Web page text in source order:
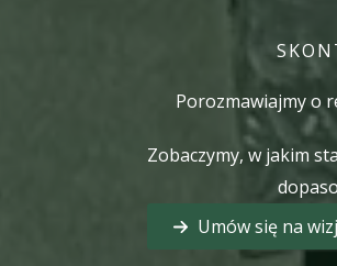
Porozmawiajmy o
Zobaczymy, w jakim
Umów się na